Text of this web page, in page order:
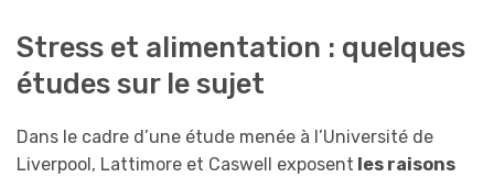
Stress et alimentation : quelques
études sur le sujet
Dans le cadre d’une étude menée à l’Université de
Liverpool, Lattimore et Caswell exposent les raisons